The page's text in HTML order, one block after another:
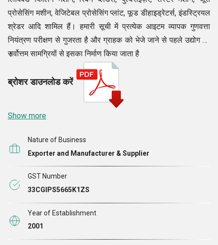
प्रोसेसिंग मशीन, वेजिटेबल प्रोसेसिंग प्लांट, फूड डीहाइड्रेटर्स, इंडस्ट्रियल
श्रेडर आदि शामिल हैं। हमारी सूची में प्रत्येक आइटम व्यापक गुणवत्ता
नियंत्रण परीक्षण से गुजरता है और ग्राहक को भेजे जाने से पहले उद्योग की
सर्वोत्तम सामग्रियों से इसका निर्माण किया जाता है
।
ब्रोशर डाउनलोड करें
Show more
Nature of Business
Exporter and Manufacturer & Supplier
GST Number
33CGIPS5665K1ZS
Year of Establishment
2001